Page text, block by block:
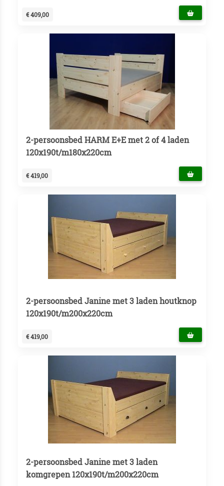
€ 409,00
2-persoonsbed HARM E+E met 2 of 4 laden
120x190t/m180x220cm
€ 419,00
2-persoonsbed Janine met 3 laden houtknop
120x190t/m200x220cm
€ 419,00
2-persoonsbed Janine met 3 laden
komgrepen 120x190t/m200x220cm